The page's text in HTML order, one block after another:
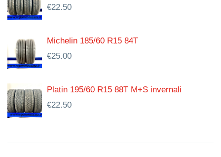
€22.50
Michelin 185/60 R15 84T
€25.00
Platin 195/60 R15 88T M+S invernali
€22.50